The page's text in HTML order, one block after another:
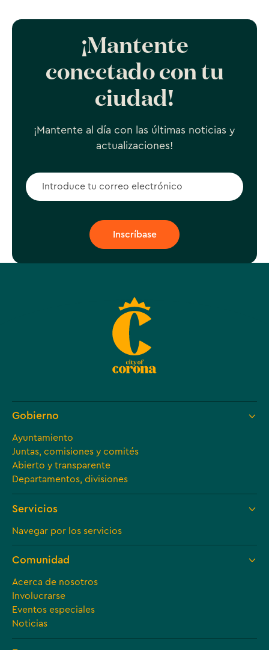
¡Mantente
conectado con tu
ciudad!
¡Mantente al día con las últimas noticias y
actualizaciones!
Gobierno
Ayuntamiento
Juntas, comisiones y comités
Abierto y transparente
Departamentos, divisiones
Servicios
Navegar por los servicios
Comunidad
Acerca de nosotros
Involucrarse
Eventos especiales
Noticias